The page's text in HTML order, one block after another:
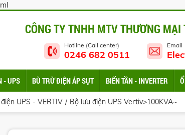
CÔNG TY TNHH MTV THƯƠNG
Hotline (Call center)
0246 682 0511
Email
- UPS BÙ TRỪ ĐIỆN ÁP SỤT BIẾN TẦN - INVERTER
UPS - VERTIV Bộ lưu điện UPS Vertiv>100KVA~